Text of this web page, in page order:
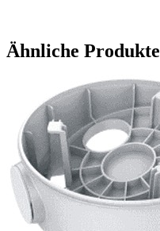
Ähnliche Produkte